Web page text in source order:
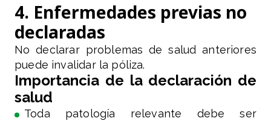
4. Enfermedades previas no
declaradas
No declarar problemas de salud anteriores
puede invalidar la póliza.
Importancia de la declaración de
salud
Toda patología relevante debe ser